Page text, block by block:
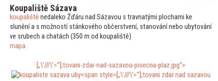
Koupaliště Sázava
koupalištěnedaleko Žďáru nad Sázavou s travnatými plochami ke
slunění a s možností stánkového občerstvení, stanování nebo ubytování
ve srubech a chatách (350 m od koupaliště)
mapa
[„\’///\’=“];tovani-zdar-nad-sazavou-pisecna-plaz.jpg“>
[„\’///\’=“];tovani zdar nad sazavou